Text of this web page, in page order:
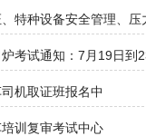
特种设备安全管理、
考试通知：7月19日到
机取证班报名中
训复审考试中心